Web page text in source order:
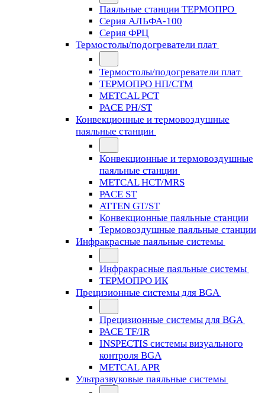
Паяльные станции ТЕРМОПРО
Серия АЛЬФА-100
Серия ФРЦ
Термостолы/подогреватели плат
Термостолы/подогреватели плат
ТЕРМОПРО НП/СТМ
METCAL PCT
PACE PH/ST
Конвекционные и термовоздушные
паяльные станции
Конвекционные и термовоздушные
паяльные станции
METCAL HCT/MRS
PACE ST
ATTEN GT/ST
Конвекционные паяльные станции
Термовоздушные паяльные станции
Инфракрасные паяльные системы
Инфракрасные паяльные системы
ТЕРМОПРО ИК
Прецизионные системы для BGA
Прецизионные системы для BGA
PACE TF/IR
INSPECTIS системы визуального
контроля BGA
METCAL APR
Ультразвуковые паяльные системы